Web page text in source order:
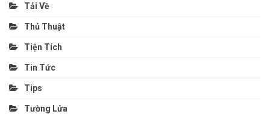
Tải Về
Thủ Thuật
Tiện Tích
Tin Tức
Tips
Tường Lửa